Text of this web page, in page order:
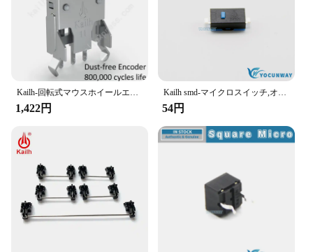
Kailh-回転式マウスホイールエンコーダ,7/8/9/10/1.74mm,800,000mmの穴,pc用の力20〜40g,alpsエンコーダー,ライフサイクル
1,422円
Kailh smd-マイクロスイッチ,オリジナル,新しい,本物の青いドット,どこでも,m905,g903,g900,g502,gwサイドキー
54円